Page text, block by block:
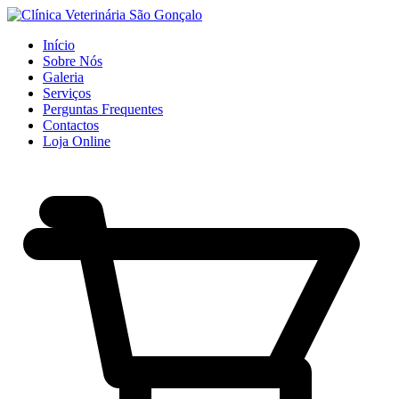
Início
Sobre Nós
Galeria
Serviços
Perguntas Frequentes
Contactos
Loja Online